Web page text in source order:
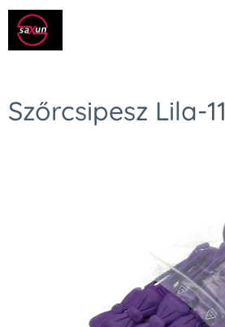
Szőrcsipesz Lila-11